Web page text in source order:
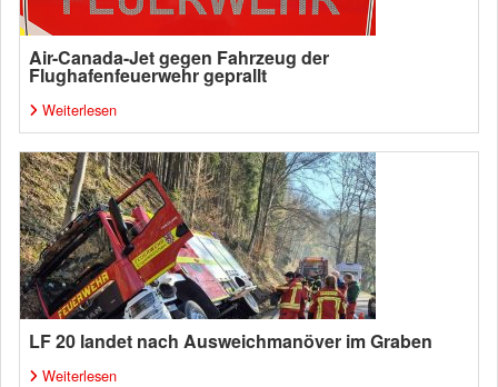
Air-Canada-Jet gegen Fahrzeug der
Flughafenfeuerwehr geprallt
Weiterlesen
LF 20 landet nach Ausweichmanöver im Graben
Weiterlesen